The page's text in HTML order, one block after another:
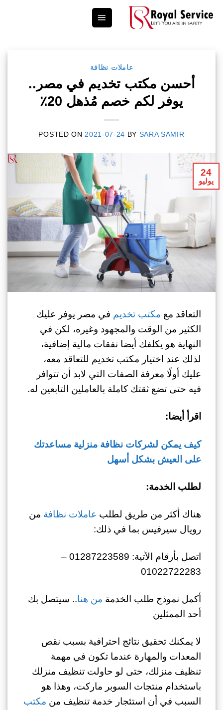
عاملات نظافة
أحسن مكتب تخديم في مصر..
يوفر لكم خصم مُذهل 20٪
POSTED ON 2021-07-24 BY SARA SAMIR
24
يوليو
التعاقد مع مكتب تخديم في مصر يوفر عليك
الكثير من الوقت والمجهود وغيره، لكن في
النهاية هو يكلفك أيضا نفقات مالية إضافية،
لذلك عند اختيار مكتب تخديم للتعاقد معه،
عليك أولًا معرفة الصفات التي لابد أن تتوافر
فيه حتى تضع ثقتك كاملة بالعاملين التابعين له.
اقرأ أيضا:
كيف يمكن لشركات نظافة منزلية مساعدتك
على العيش بشكل أسهل
لطلب الخدمة:
هناك أكثر من طريق لطلب عاملات نظافة من
رويال سيرفيس بما في ذلك:
اتصل بأرقام الآتية: 01287223589 –
01022722283
أكمل نموذج طلب الخدمة من هنا.. سيتصل بك
أحد الممثلين
لا يمكنك تحقيق نتائج احترافية بسبب نقص
المعدات والمهارة عندما تكون في مهمة
تنظيف منزلك، حتى لو حاولت تنظيف منزلك
باستخدام منتجات السوبر ماركت، وهذا هو
السبب في أن استئجار خدمة تنظيف من مكتب